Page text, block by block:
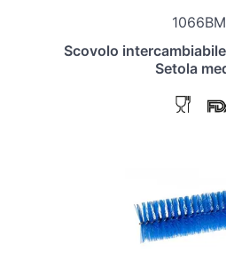
1066BM
Scovolo
Setola